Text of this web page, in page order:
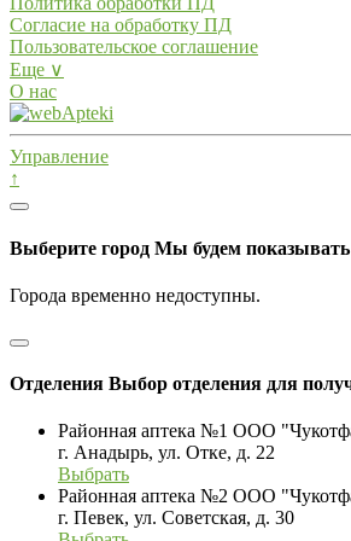
Согласие на обработку ПД
Пользовательское соглашение
Еще ∨
О нас
Управление
↑
Выберите город Мы будем показывать
Города временно недоступны.
Отделения Выбор отделения для
Районная аптека №1 ООО
г. Анадырь, ул. Отке, д. 22
Выбрать
Районная аптека №2 ООО
г. Певек, ул. Советская, д. 30